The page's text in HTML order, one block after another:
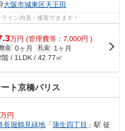
大阪市城東区天王田
イン内見・接客できます！
万円 (管理費等：7,000円 )
金 0ヶ月 礼金
1ヶ月
階 / 1LDK / 42.77㎡
ト京橋バリス
万円
長堀鶴見緑地 「蒲生四丁目 」駅 徒